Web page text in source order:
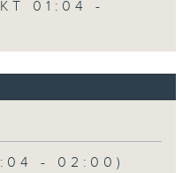
01:04 -
- 02:00)